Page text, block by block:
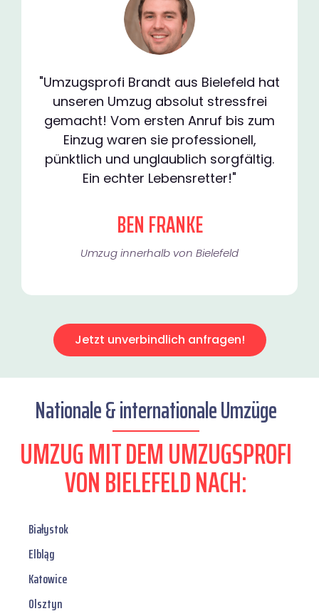
"Umzugsprofi Brandt aus Bielefeld hat
unseren Umzug absolut stressfrei
gemacht! Vom ersten Anruf bis zum
Einzug waren sie professionell,
pünktlich und unglaublich sorgfältig.
Ein echter Lebensretter!"
BEN FRANKE
Umzug innerhalb von Bielefeld​
Jetzt unverbindlich anfragen!
Nationale & internationale Umzüge
UMZUG MIT DEM UMZUGSPROFI
VON BIELEFELD NACH:
Białystok
Elbląg
Katowice
Olsztyn